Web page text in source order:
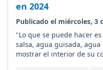
en 2024
Publicado el miércoles, 3
"Lo que se puede hacer
salsa, agua guisada,
mostrar el interior de su